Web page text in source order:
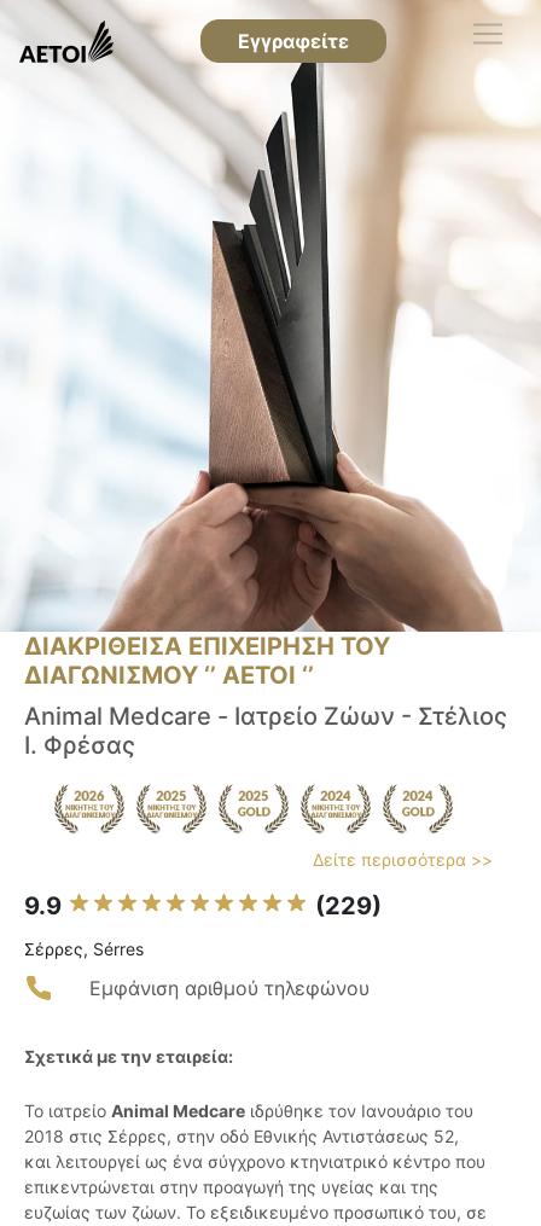
Εγγραφείτε
ΔΙΑΚΡΙΘΕΙΣΑ ΕΠΙΧΕΙΡΗΣΗ ΤΟΥ
ΔΙΑΓΩΝΙΣΜΟΥ ‘’ ΑΕΤΟΙ ‘’
Animal Medcare - Ιατρείο Ζώων - Στέλιος
Ι. Φρέσας
Δείτε περισσότερα >>
9.9 (229)
Σέρρες, Sérres
Εμφάνιση αριθμού τηλεφώνου
Σχετικά με την εταιρεία:
Το ιατρείο Animal Medcare ιδρύθηκε τον Ιανουάριο του
2018 στις Σέρρες, στην οδό Εθνικής Αντιστάσεως 52,
και λειτουργεί ως ένα σύγχρονο κτηνιατρικό κέντρο που
επικεντρώνεται στην προαγωγή της υγείας και της
ευζωίας των ζώων. Το εξειδικευμένο προσωπικό του, σε